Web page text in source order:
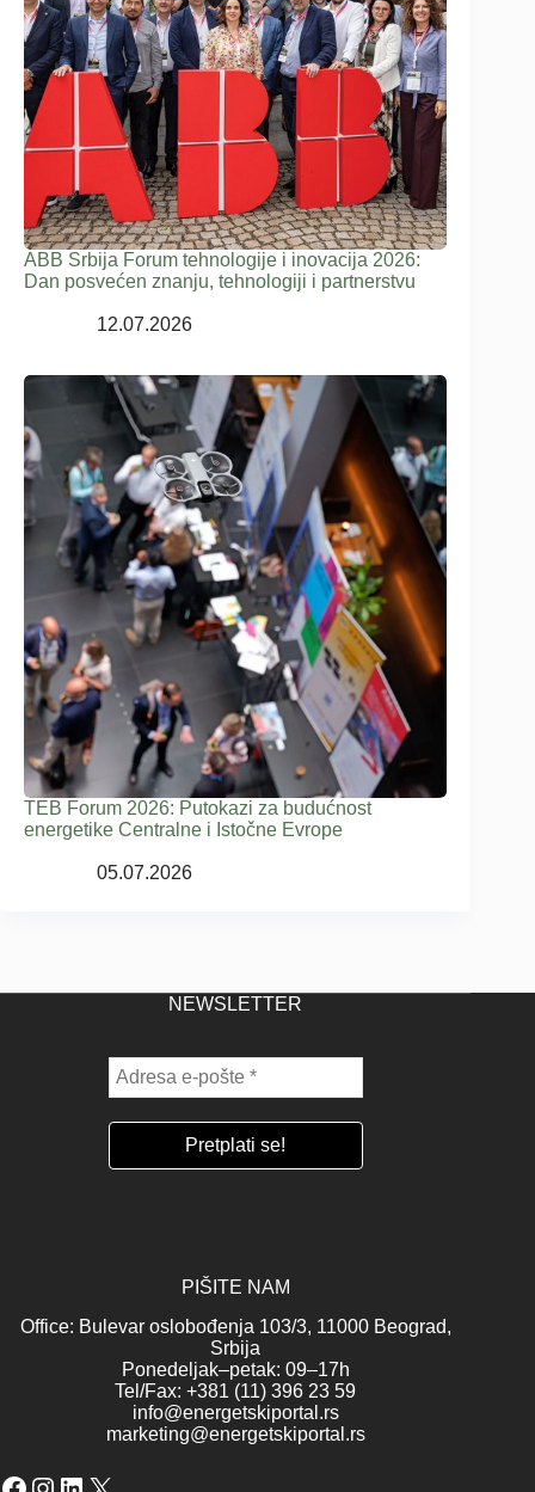
ABB Srbija Forum tehnologije i inovacija 2026:
Dan posvećen znanju, tehnologiji i partnerstvu
12.07.2026
TEB Forum 2026: Putokazi za budućnost
energetike Centralne i Istočne Evrope
05.07.2026
NEWSLETTER
PIŠITE NAM
Office: Bulevar oslobođenja 103/3, 11000 Beograd,
Srbija
Ponedeljak–petak: 09–17h
Tel/Fax: +381 (11) 396 23 59
info@energetskiportal.rs
marketing@energetskiportal.rs